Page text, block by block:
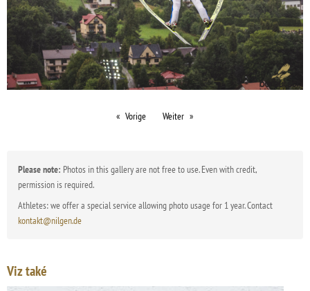
Vorige Weiter
Please note: Photos in this gallery are not free to use. Even with credit,
permission is required.
Athletes: we offer a special service allowing photo usage for 1 year. Contact
kontakt@nilgen.de
Viz také